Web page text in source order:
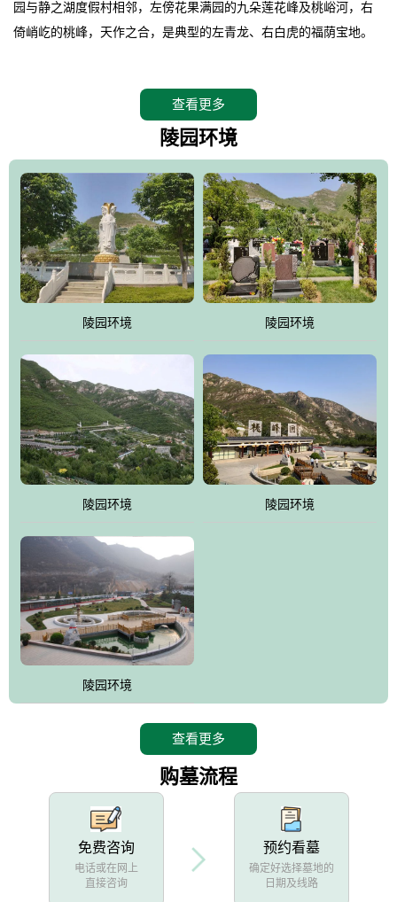
园与静之湖度假村相邻，左傍花果满园的九朵莲花峰及桃峪河，右
倚峭屹的桃峰，天作之合，是典型的左青龙、右白虎的福荫宝地。
师亲临园区指导，他认为“这里紧挨明十三陵，三面环山，坐北朝
南，地形极佳，地理位置得天独厚。”并感叹的说出了桃峰陵园是“人
生后花园，子孙福荫地”。
。
相传观音菩萨曾在九朵莲花峰上打坐品桃，并将桃核植于此谷，至
今这里的桃柿满园，故桃峰因此而得名。
。
桃峰园靠近京城，远离尘嚣，保持着相对原始的生态环境，飞鸟、
野兔、松鼠、山鸡随处可见，是人与自然和谐共处的佳境，是安息
逝者、感悟生命的圣地。
。
江河大地存忠骨，哀歌悲泪悼英灵。墓区依山就势，排列井然。福
寿苑尽展大家风范，名人在这里志铭，艺术在这里升华，军魂苑铭
刻着军人不朽的丰功伟绩，记载着将士辉煌的戎马生涯，尽显人生
个性;吉祥苑一派福禄祥和，长眠者在这里演绎着生命的永恒和再现;
如意苑尽现了逝者的宿愿和亲人们绵绵哀情及无尽孝意...
为抗日和解放战争期间流血牺牲的烈士新建一座革命烈士陵园，无
偿建墓立碑。建成后的烈士陵园将成为昌平区党员及各所学校的爱
国主义教育基地。
查看更多
陵园环境
陵园环境 陵园环境
陵园环境 陵园环境
陵园环境
查看更多
购墓流程
免费咨询
电话或在网上
直接咨询
预约看墓
确定好选择墓地的
日期及线路